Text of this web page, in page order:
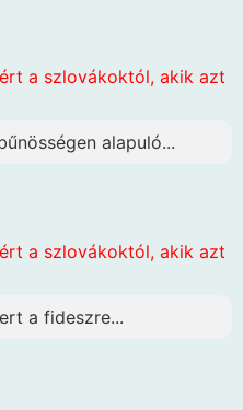
a szlovákoktól, akik azt
alapuló...
a szlovákoktól, akik azt
a fideszre...